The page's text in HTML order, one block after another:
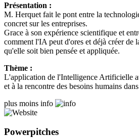
Présentation :
M. Herquet fait le pont entre la
concret sur les entreprises.
Grace à son expérience scientifique et
comment l'IA peut d'ores et déjà créer de
qu'elle soit bien pensée et appliquée.
Thème :
L'application de l'Intelligence Artificielle
et à la rencontre des besoins humains
plus moins info
Powerpitches